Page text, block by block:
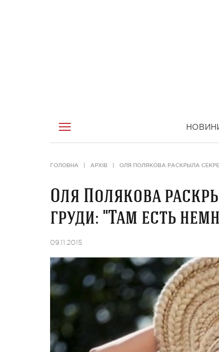
ГОЛОВНА АРХІВ ОЛЯ ПОЛЯКОВА РАСКРЫЛА
Оля Полякова
груди: "Там есть
09.11.2015